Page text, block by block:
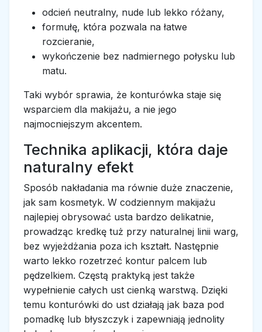
odcień neutralny, nude lub lekko różany,
formułę, która pozwala na łatwe
rozcieranie,
wykończenie bez nadmiernego połysku lub
matu.
Taki wybór sprawia, że konturówka staje się
wsparciem dla makijażu, a nie jego
najmocniejszym akcentem.
Technika aplikacji, która daje
naturalny efekt
Sposób nakładania ma równie duże znaczenie,
jak sam kosmetyk. W codziennym makijażu
najlepiej obrysować usta bardzo delikatnie,
prowadząc kredkę tuż przy naturalnej linii warg,
bez wyjeżdżania poza ich kształt. Następnie
warto lekko rozetrzeć kontur palcem lub
pędzelkiem. Częstą praktyką jest także
wypełnienie całych ust cienką warstwą. Dzięki
temu konturówki do ust działają jak baza pod
pomadkę lub błyszczyk i zapewniają jednolity